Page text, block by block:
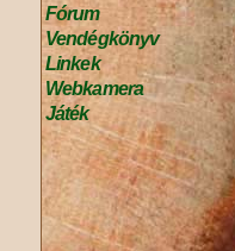
Fórum
Vendégkönyv
Linkek
Webkamera
Játék